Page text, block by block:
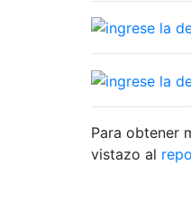
Para obtener
vistazo al